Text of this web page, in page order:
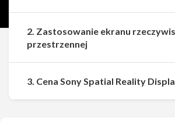
Udostępnij
2. Zastosowanie ekranu
przestrzennej
3. Cena Sony Spatial Reality